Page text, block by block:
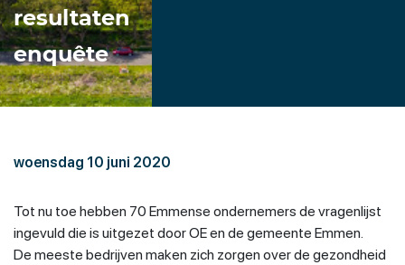
resultaten
enquête
woensdag 10 juni 2020
Tot nu toe hebben 70 Emmense ondernemers de vragenlijst
ingevuld die is uitgezet door OE en de gemeente Emmen.
De meeste bedrijven maken zich zorgen over de gezondheid